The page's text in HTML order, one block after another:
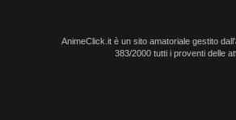
AnimeClick.it è un sito amatoriale gestito
383/2000 tutti i proventi delle